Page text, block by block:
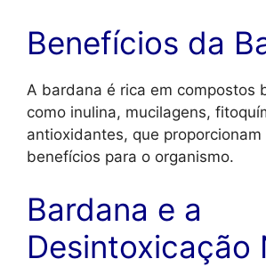
Benefícios da
A bardana é rica em compostos
como inulina, mucilagens,
antioxidantes, que proporcionam
benefícios para o organismo.
Bardana e a
Desintoxicação